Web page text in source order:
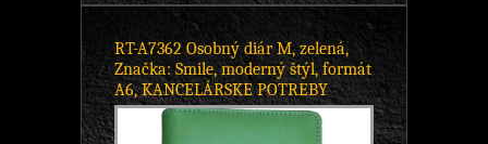
RT-A7362 Osobný diár M, zelená,
Značka: Smile, moderný štýl, formát
A6, KANCELÁRSKE POTREBY